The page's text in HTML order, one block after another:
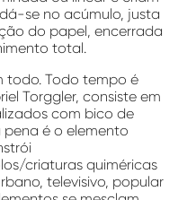
se no acúmulo, justa
do papel, encerrada
total.
todo. Todo tempo é
Torggler, consiste em
com bico de
é o elemento
criaturas quiméricas
televisivo, popular